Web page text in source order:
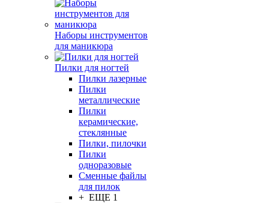
Наборы инструментов
для маникюра
Пилки для ногтей
Пилки лазерные
Пилки
металлические
Пилки
керамические,
стеклянные
Пилки, пилочки
Пилки
одноразовые
Сменные файлы
для пилок
+ ЕЩЕ 1